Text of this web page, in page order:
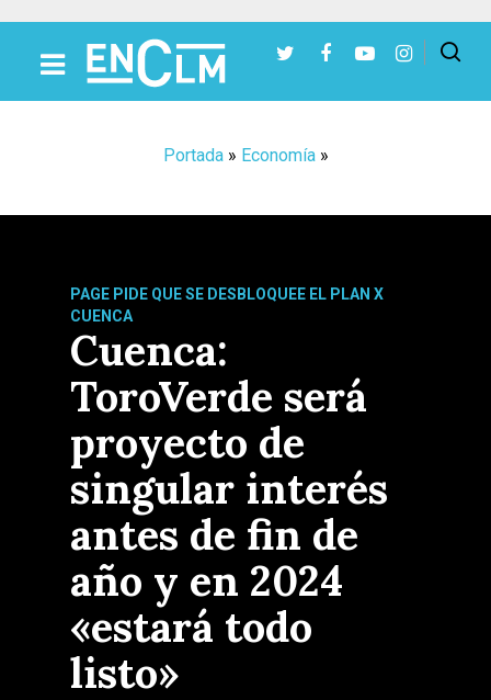
Portada» Economía»
PAGE PIDE QUE SE DESBLOQUEE EL PLAN X
CUENCA
Cuenca:
ToroVerde será
proyecto de
singular interés
antes de fin de
año y en 2024
«estará todo
listo»